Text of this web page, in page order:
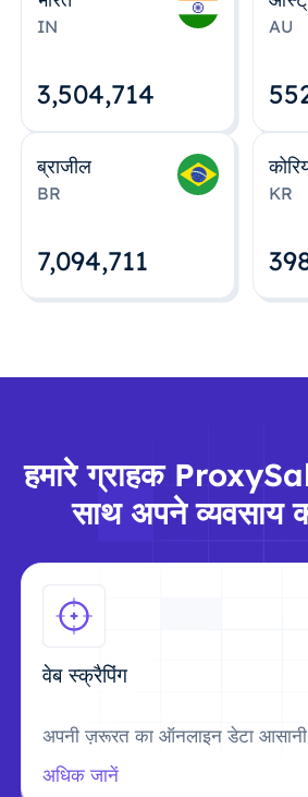
IN
3,504,715
AU
ब्राजील
BR
7,094,712
KR
हमारे ग्राहक
साथ अपने व्यवसाय
वेब स्क्रैपिंग
अपनी ज़रूरत का ऑनलाइन डेटा
अधिक जानें